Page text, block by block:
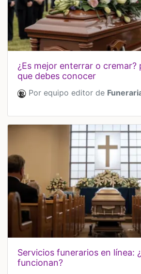
¿es mejor enterrar o cremar? pros y contras
que debes conocer
Por equipo editor de
servicios funerarios en línea: ¿cómo
funcionan?